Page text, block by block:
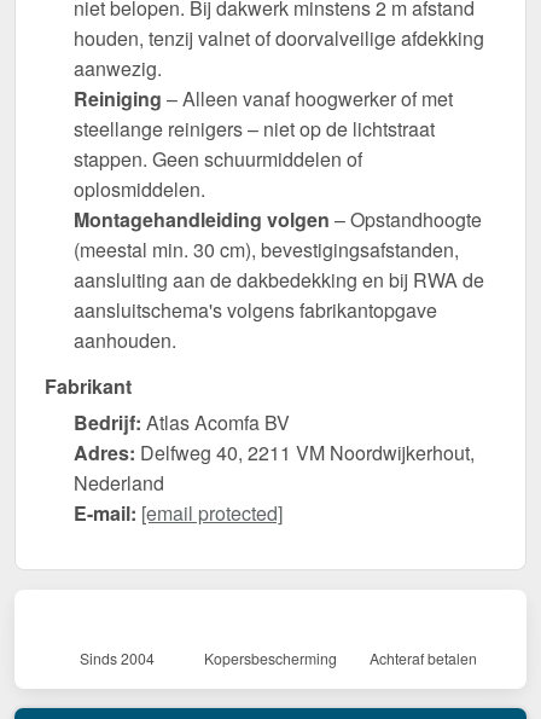
niet belopen. Bij dakwerk minstens 2 m afstand
houden, tenzij valnet of doorvalveilige afdekking
aanwezig.
Reiniging – Alleen vanaf hoogwerker of met
steellange reinigers – niet op de lichtstraat
stappen. Geen schuurmiddelen of
oplosmiddelen.
Montagehandleiding volgen – Opstandhoogte
(meestal min. 30 cm), bevestigingsafstanden,
aansluiting aan de dakbedekking en bij RWA de
aansluitschema's volgens fabrikantopgave
aanhouden.
Fabrikant
Bedrijf: Atlas Acomfa BV
Adres: Delfweg 40, 2211 VM Noordwijkerhout,
Nederland
E-mail: [email protected]
Sinds 2004 Kopersbescherming Achteraf betalen